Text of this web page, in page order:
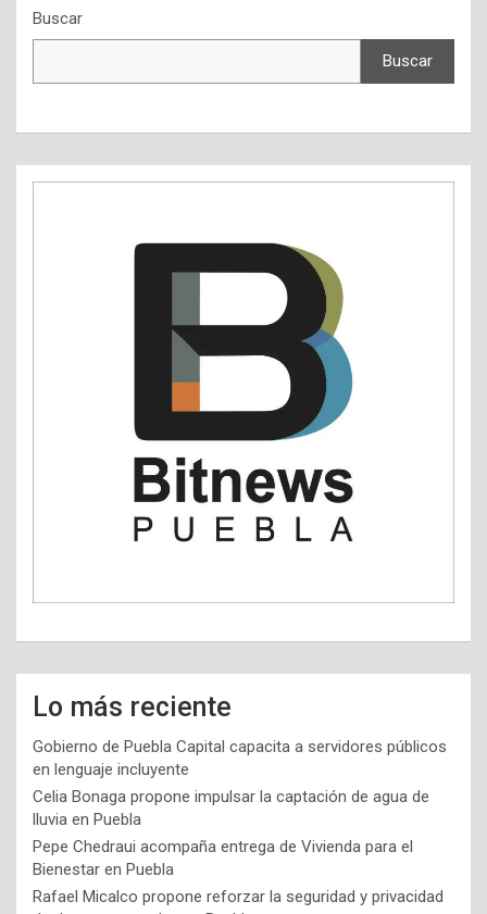
Buscar
Buscar
Lo más reciente
Gobierno de Puebla Capital capacita a servidores públicos
en lenguaje incluyente
Celia Bonaga propone impulsar la captación de agua de
lluvia en Puebla
Pepe Chedraui acompaña entrega de Vivienda para el
Bienestar en Puebla
Rafael Micalco propone reforzar la seguridad y privacidad